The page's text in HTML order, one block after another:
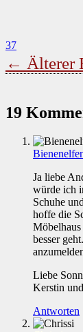
37
← Älterer
19
Ja liebe
würde ich
Schuhe
hoffe die
besser
Liebe
Kerstin
Antworten